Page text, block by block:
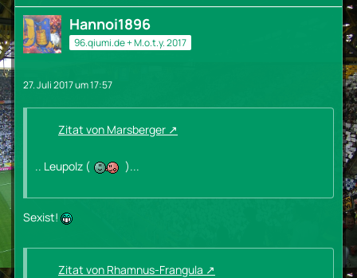
Hannoi1896
96.qiumi.de + M.o.t.y. 2017
27. Juli 2017 um 17:57
Zitat von Marsberger
.. Leupolz ( )...
Sexist!
Zitat von Rhamnus-Frangula